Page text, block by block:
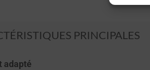
PRINCIPALES
adapté